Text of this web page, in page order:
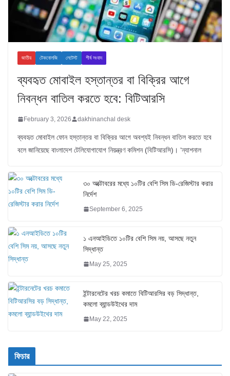
জাতীয় টেকনোলজি লেটেস্ট শীর্ষ সংবাদ
ব্যবহৃত মোবাইল হস্তান্তর বা বিক্রির আগে
নিবন্ধন বাতিল করতে হবে: বিটিআরসি
February 3, 2026 dakhinanchal desk
ব্যবহৃত মোবাইল ফোন হস্তান্তর বা বিক্রির আগে অবশ্যই নিবন্ধন বাতিল করতে হবে
বলে জানিয়েছে বাংলাদেশ টেলিযোগাযোগ নিয়ন্ত্রণ কমিশন (বিটিআরসি)। ‘ন্যাশনাল
৩০ অক্টোবরের মধ্যে ১০টির বেশি সিম ডি-রেজিস্টার করার
নির্দেশ
September 6, 2025
১ এনআইডিতে ১০টির বেশি সিম নয়, আসছে নতুন
সিদ্ধান্ত
May 25, 2025
ইন্টারনেটের খরচ কমাতে বিটিআরসির বড় সিদ্ধান্ত,
কমলো ব্যান্ডউইথের দাম
May 22, 2025
ফিচার